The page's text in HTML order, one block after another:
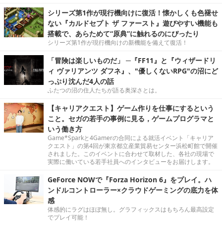
シリーズ第1作が現行機向けに復活！懐かしくも色褪せ
ない『カルドセプト ザ ファースト』遊びやすい機能も
搭載で、あらためて“原典”に触れるのにぴったり
シリーズ第1作が現行機向けの新機能を備えて復活！
「冒険は楽しいものだ」 ─『FF11』と『ウィザードリ
ィ ヴァリアンツ ダフネ』、"優しくないRPG"の沼にど
っぷり沈んだ4人の話
ふたつの沼の住人たちが語る奥深さとは。
【キャリアクエスト】ゲーム作りを仕事にするという
こと。セガの若手の事例に見る，ゲームプログラマと
いう働き方
Game*Sparkと4Gamerの合同による就活イベント「キャリア
クエスト」の第4回が東京都立産業貿易センター浜松町館で開催
されました。このイベントに合わせて取材した、各社の現場で
実際に働いている若手社員へのインタビューをお届けします。
GeForce NOWで『Forza Horizon 6』をプレイ。ハ
ンドルコントローラー×クラウドゲーミングの底力を体
感
体感的にラグはほぼ無し。グラフィックスはもちろん最高設定
でプレイ可能！